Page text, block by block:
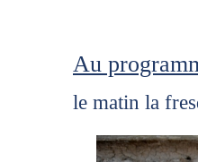
Au
le matin la